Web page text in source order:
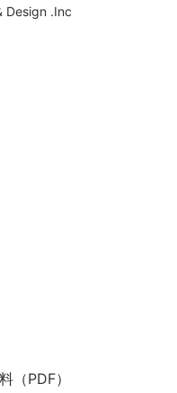
Design .Inc
（PDF）